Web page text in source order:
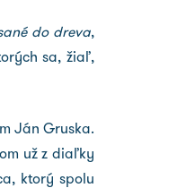
do dreva,
sa, žiaľ,
Ján Gruska.
už z diaľky
ktorý spolu